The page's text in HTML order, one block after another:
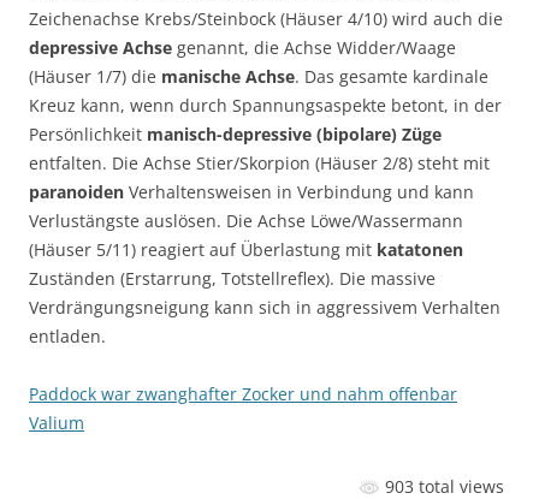
Zeichenachse Krebs/Steinbock (Häuser 4/10) wird auch die
depressive Achse genannt, die Achse Widder/Waage
(Häuser 1/7) die manische Achse. Das gesamte kardinale
Kreuz kann, wenn durch Spannungsaspekte betont, in der
Persönlichkeit manisch-depressive (bipolare) Züge
entfalten. Die Achse Stier/Skorpion (Häuser 2/8) steht mit
paranoiden Verhaltensweisen in Verbindung und kann
Verlustängste auslösen. Die Achse Löwe/Wassermann
(Häuser 5/11) reagiert auf Überlastung mit katatonen
Zuständen (Erstarrung, Totstellreflex). Die massive
Verdrängungsneigung kann sich in aggressivem Verhalten
entladen.
Paddock war zwanghafter Zocker und nahm offenbar
Valium
903 total views